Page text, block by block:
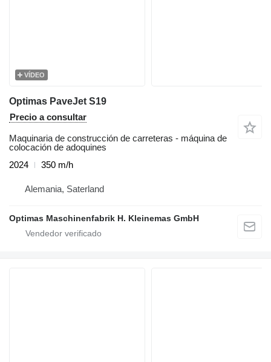
VÍDEO
Optimas PaveJet S19
Precio a consultar
Maquinaria de construcción de carreteras - máquina de
colocación de adoquines
2024
350 m/h
Alemania, Saterland
Optimas Maschinenfabrik H. Kleinemas GmbH